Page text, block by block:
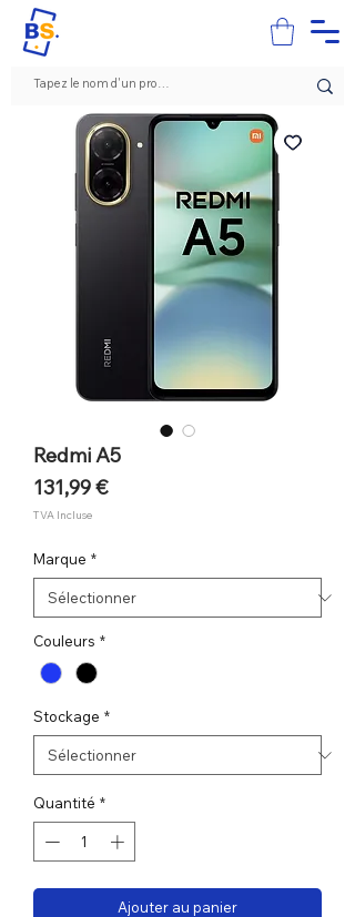
Redmi A5
131,99 €Prix
TVA Incluse
Marque *
Couleurs *
Stockage *
Quantité *
Ajouter au panier